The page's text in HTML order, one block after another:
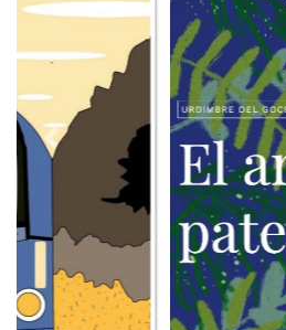
Previous